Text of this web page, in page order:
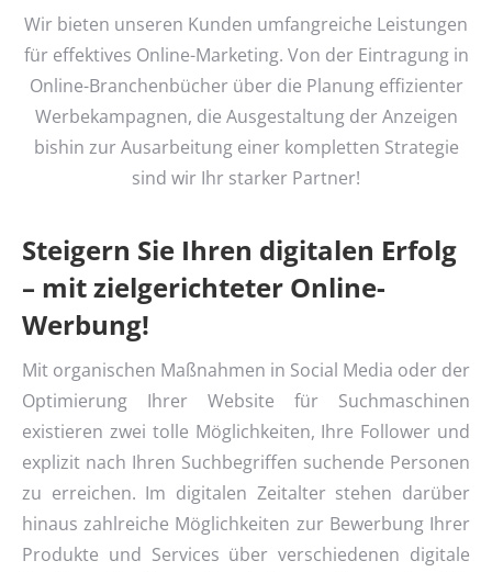
Wir bieten unseren Kunden umfangreiche Leistungen
für effektives Online-Marketing. Von der Eintragung in
Online-Branchenbücher über die Planung effizienter
Werbekampagnen, die Ausgestaltung der Anzeigen
bishin zur Ausarbeitung einer kompletten Strategie
sind wir Ihr starker Partner!
Steigern Sie Ihren digitalen Erfolg
– mit zielgerichteter Online-
Werbung!
Mit organischen Maßnahmen in Social Media oder der
Optimierung Ihrer Website für Suchmaschinen
existieren zwei tolle Möglichkeiten, Ihre Follower und
explizit nach Ihren Suchbegriffen suchende Personen
zu erreichen. Im digitalen Zeitalter stehen darüber
hinaus zahlreiche Möglichkeiten zur Bewerbung Ihrer
Produkte und Services über verschiedenen digitale